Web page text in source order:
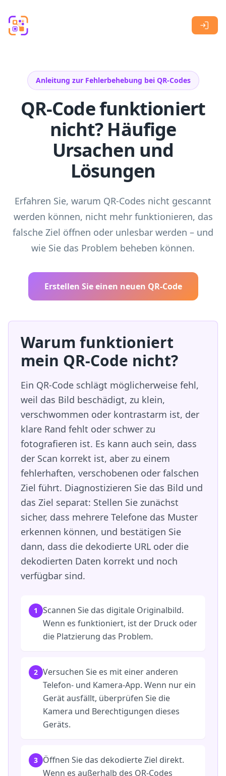
Anleitung zur Fehlerbehebung bei QR-Codes
QR-Code funktioniert
nicht? Häufige
Ursachen und
Lösungen
Erfahren Sie, warum QR-Codes nicht gescannt
werden können, nicht mehr funktionieren, das
falsche Ziel öffnen oder unlesbar werden – und
wie Sie das Problem beheben können.
Erstellen Sie einen neuen QR-Code
Warum funktioniert
mein QR-Code nicht?
Ein QR-Code schlägt möglicherweise fehl,
weil das Bild beschädigt, zu klein,
verschwommen oder kontrastarm ist, der
klare Rand fehlt oder schwer zu
fotografieren ist. Es kann auch sein, dass
der Scan korrekt ist, aber zu einem
fehlerhaften, verschobenen oder falschen
Ziel führt. Diagnostizieren Sie das Bild und
das Ziel separat: Stellen Sie zunächst
sicher, dass mehrere Telefone das Muster
erkennen können, und bestätigen Sie
dann, dass die dekodierte URL oder die
dekodierten Daten korrekt und noch
verfügbar sind.
1
Scannen Sie das digitale Originalbild.
Wenn es funktioniert, ist der Druck oder
die Platzierung das Problem.
2 Versuchen Sie es mit einer anderen
Telefon- und Kamera-App. Wenn nur ein
Gerät ausfällt, überprüfen Sie die
Kamera und Berechtigungen dieses
Geräts.
3 Öffnen Sie das dekodierte Ziel direkt.
Wenn es außerhalb des QR-Codes